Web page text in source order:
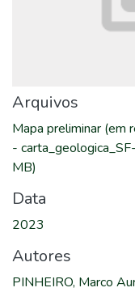
Arquivos
Mapa preliminar (em
-
MB)
Data
2023
Autores
PINHEIRO, Marco